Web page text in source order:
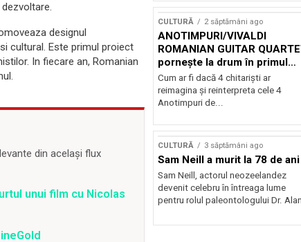
designul
cultural. Este primul proiect
In fiecare an, Romanian
din același flux
unui film cu Nicolas
CULTURĂ 2 săptămâni ago
ANOTIMPURI/VIVALDI
ROMANIAN GUITAR
pornește la drum în primul
turneu național
Cum ar fi dacă 4 chitarişti ar
reimagina şi reinterpreta cele 4
Anotimpuri de...
CULTURĂ 3 săptămâni ago
Sam Neill a murit la 78 de ani
Sam Neill, actorul neozeelandez
devenit celebru în întreaga lume
pentru rolul paleontologului Dr.